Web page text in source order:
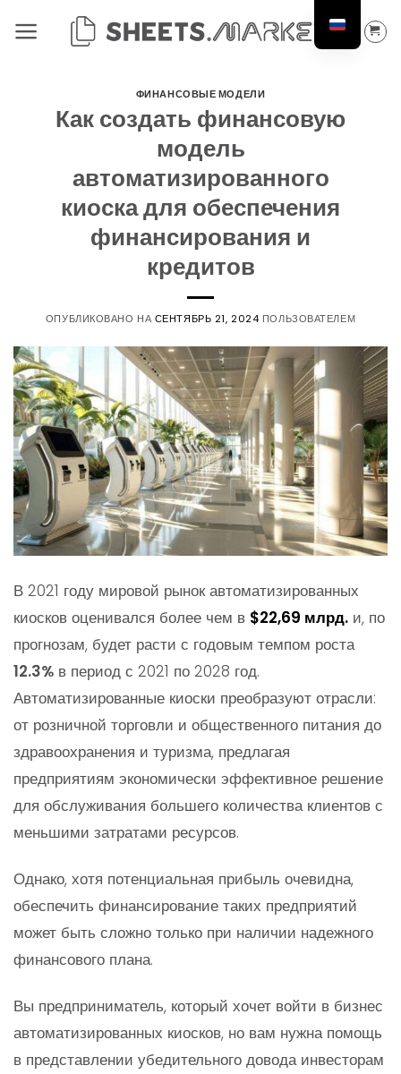
ФИНАНСОВЫЕ МОДЕЛИ
Как создать финансовую
модель
автоматизированного
киоска для обеспечения
финансирования и
кредитов
ОПУБЛИКОВАНО НА СЕНТЯБРЬ 21, 2024 ПОЛЬЗОВАТЕЛЕМ
В 2021 году мировой рынок автоматизированных
киосков оценивался более чем в $22,69 млрд. и, по
прогнозам, будет расти с годовым темпом роста
12.3% в период с 2021 по 2028 год.
Автоматизированные киоски преобразуют отрасли:
от розничной торговли и общественного питания до
здравоохранения и туризма, предлагая
предприятиям экономически эффективное решение
для обслуживания большего количества клиентов с
меньшими затратами ресурсов.
Однако, хотя потенциальная прибыль очевидна,
обеспечить финансирование таких предприятий
может быть сложно только при наличии надежного
финансового плана.
Вы предприниматель, который хочет войти в бизнес
автоматизированных киосков, но вам нужна помощь
в представлении убедительного довода инвесторам